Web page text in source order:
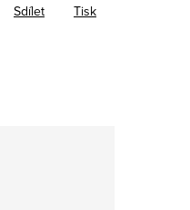
Tisk
Sdílet